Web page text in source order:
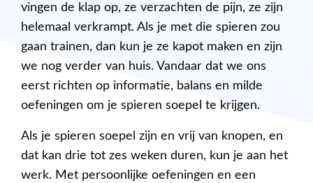
vingen de klap op, ze verzachten de pijn, ze zijn
helemaal verkrampt. Als je met die spieren zou
gaan trainen, dan kun je ze kapot maken en zijn
we nog verder van huis. Vandaar dat we ons
eerst richten op informatie, balans en milde
oefeningen om je spieren soepel te krijgen.
Als je spieren soepel zijn en vrij van knopen, en
dat kan drie tot zes weken duren, kun je aan het
werk. Met persoonlijke oefeningen en een